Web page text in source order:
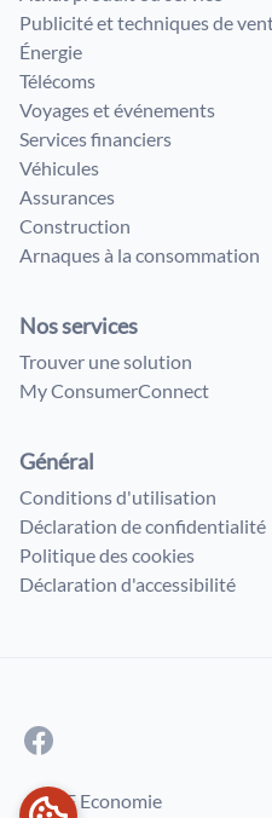
Publicité et techniques de
Énergie
Télécoms
Voyages et événements
Services financiers
Véhicules
Assurances
Construction
Arnaques à la consommation
Nos services
Trouver une solution
My ConsumerConnect
Général
Conditions d'utilisation
Déclaration de confidentialité
Politique des cookies
Déclaration d'accessibilité
© SPF Economie